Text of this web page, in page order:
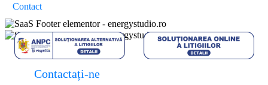
Contact
Contactați-ne